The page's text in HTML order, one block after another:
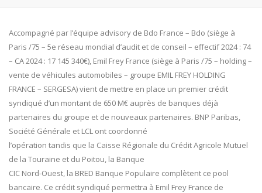
Accompagné par l’équipe advisory de Bdo France – Bdo (siège à
Paris /75 – 5e réseau mondial d’audit et de conseil – effectif 2024 : 74
– CA 2024 : 17 145 340€), Emil Frey France (siège à Paris /75 – holding –
vente de véhicules automobiles – groupe EMIL FREY HOLDING
FRANCE – SERGESA) vient de mettre en place un premier crédit
syndiqué d’un montant de 650 M€ auprès de banques déjà
partenaires du groupe et de nouveaux partenaires. BNP Paribas,
Société Générale et LCL ont coordonné
l’opération tandis que la Caisse Régionale du Crédit Agricole Mutuel
de la Touraine et du Poitou, la Banque
CIC Nord-Ouest, la BRED Banque Populaire complètent ce pool
bancaire. Ce crédit syndiqué permettra à Emil Frey France de